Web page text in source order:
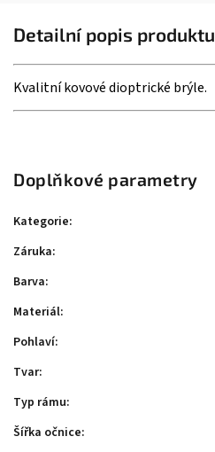
Detailní popis produktu
Kvalitní kovové dioptrické brýle.
Doplňkové parametry
Kategorie:
Záruka:
Barva:
Materiál:
Pohlaví:
Tvar:
Typ rámu:
Šířka očnice: